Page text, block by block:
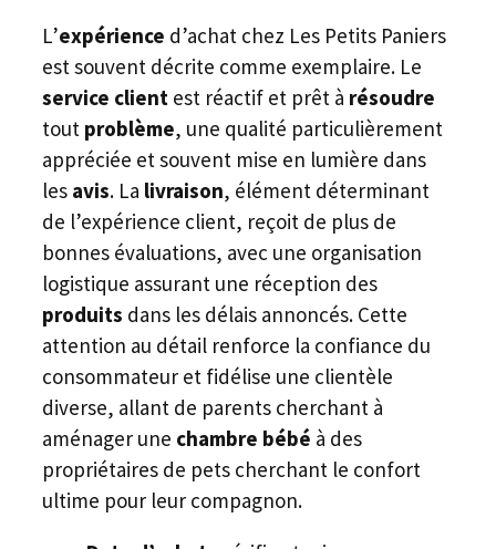
L’expérience d’achat chez Les Petits Paniers
est souvent décrite comme exemplaire. Le
service client est réactif et prêt à résoudre
tout problème, une qualité particulièrement
appréciée et souvent mise en lumière dans
les avis. La livraison, élément déterminant
de l’expérience client, reçoit de plus de
bonnes évaluations, avec une organisation
logistique assurant une réception des
produits dans les délais annoncés. Cette
attention au détail renforce la confiance du
consommateur et fidélise une clientèle
diverse, allant de parents cherchant à
aménager une chambre bébé à des
propriétaires de pets cherchant le confort
ultime pour leur compagnon.